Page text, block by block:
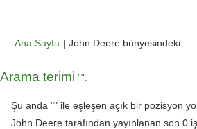
Ana Sayfa | John Deere bünyesindeki
Arama terimi "".
Şu anda "" ile eşleşen açık bir pozisyon
John Deere tarafından yayınlanan son 0